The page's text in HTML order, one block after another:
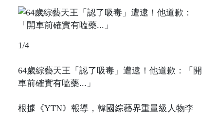
1/4
64歲綜藝天王「認了吸毒」遭逮！他道歉：「開
車前確實有嗑藥...」
根據《YTN》報導，韓國綜藝界重量級人物李